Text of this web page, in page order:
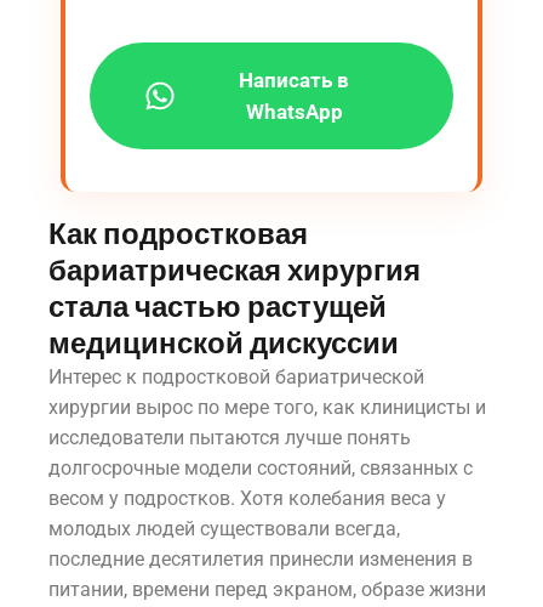
Написать в
WhatsApp
Как подростковая
бариатрическая хирургия
стала частью растущей
медицинской дискуссии
Интерес к подростковой бариатрической
хирургии вырос по мере того, как клиницисты и
исследователи пытаются лучше понять
долгосрочные модели состояний, связанных с
весом у подростков. Хотя колебания веса у
молодых людей существовали всегда,
последние десятилетия принесли изменения в
питании, времени перед экраном, образе жизни